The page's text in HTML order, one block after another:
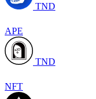
TND
APE
TND
NFT